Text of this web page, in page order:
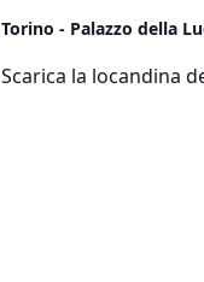
Torino - Palazzo della
Scarica la locandina